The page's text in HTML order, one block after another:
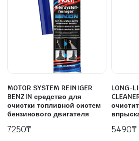
MOTOR SYSTEM REINIGER
BENZIN средство для
очистки топливной систем
бензинового двигателя
7250₸
LONG-
5490₸